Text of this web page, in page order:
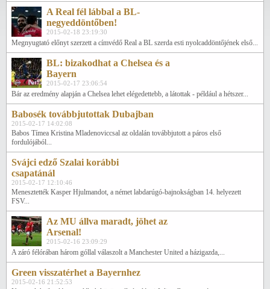
A Real fél lábbal a BL-
negyeddöntőben!
2015-02-18 23:19:30
Megnyugtató előnyt szerzett a címvédő Real a BL szerda esti nyolcaddöntőjének első...
BL: bizakodhat a Chelsea és a
Bayern
2015-02-17 23:06:54
Bár az eredmény alapján a Chelsea lehet elégedettebb, a látottak - például a hétszer...
Babosék továbbjutottak Dubajban
2015-02-17 14:02:08
Babos Tímea Kristina Mladenoviccsal az oldalán továbbjutott a páros első
fordulójából...
Svájci edző Szalai korábbi
csapatánál
2015-02-17 12:10:46
Menesztették Kasper Hjulmandot, a német labdarúgó-bajnokságban 14. helyezett
FSV...
Az MU állva maradt, jöhet az
Arsenal!
2015-02-16 23:09:29
A záró félórában három góllal válaszolt a Manchester United a házigazda,...
Green visszatérhet a Bayernhez
2015-02-16 21:52:53